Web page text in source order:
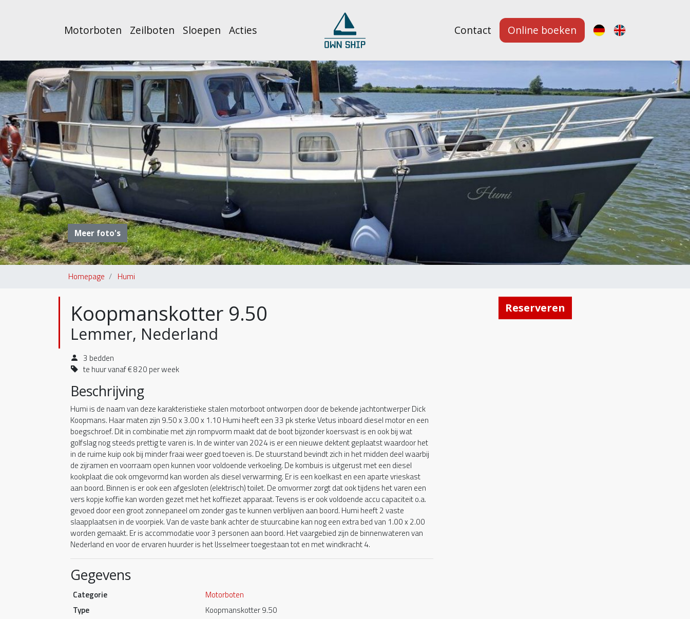
Motorboten Zeilboten Sloepen Acties Contact Online boeken
Meer foto's
Homepage Humi
Koopmanskotter 9.50
Lemmer, Nederland
3 bedden
te huur vanaf € 820 per week
Beschrijving
Humi is de naam van deze karakteristieke stalen motorboot ontworpen door de bekende jachtontwerper Dick
Koopmans. Haar maten zijn 9.50 x 3.00 x 1.10 Humi heeft een 33 pk sterke Vetus inboard diesel motor en een
boegschroef. Dit in combinatie met zijn rompvorm maakt dat de boot bijzonder koersvast is en ook bij wat
golfslag nog steeds prettig te varen is. In de winter van 2024 is er een nieuwe dektent geplaatst waardoor het
in de ruime kuip ook bij minder fraai weer goed toeven is. De stuurstand bevindt zich in het midden deel waarbij
de zijramen en voorraam open kunnen voor voldoende verkoeling. De kombuis is uitgerust met een diesel
kookplaat die ook omgevormd kan worden als diesel verwarming. Er is een koelkast en een aparte vrieskast
aan boord. Binnen is er ook een afgesloten (elektrisch) toilet. De omvormer zorgt dat ook tijdens het varen een
vers kopje koffie kan worden gezet met het koffiezet apparaat. Tevens is er ook voldoende accu capaciteit o.a.
gevoed door een groot zonnepaneel om zonder gas te kunnen verblijven aan boord. Humi heeft 2 vaste
slaapplaatsen in de voorpiek. Van de vaste bank achter de stuurcabine kan nog een extra bed van 1.00 x 2.00
worden gemaakt. Er is accommodatie voor 3 personen aan boord. Het vaargebied zijn de binnenwateren van
Nederland en voor de ervaren huurder is het IJsselmeer toegestaan tot en met windkracht 4.
Gegevens
Categorie
Motorboten
Type
Koopmanskotter 9.50
Reserveren